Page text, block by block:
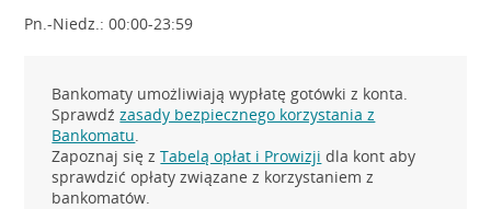
Pn.-Niedz.: 00:00-23:59
Bankomaty umożliwiają wypłatę gotówki z konta.
Sprawdźzasady bezpiecznego korzystania z
Bankomatu.
Zapoznaj się zTabelą opłat i Prowizji dla kont aby
sprawdzić opłaty związane z korzystaniem z
bankomatów.